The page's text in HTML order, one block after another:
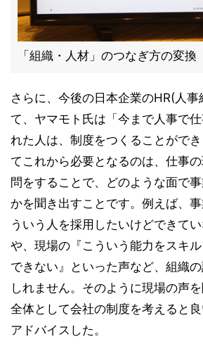
「組織・人材」のつなぎ方の変換
さらに、今後の日本企業のHR(人
て、ヤマモト氏は「今まで人事で
れた人は、制度をつくることがで
てこれから必要となるのは、仕事
問をすることで、どのような面で
かを聞き出すことです。例えば、
ういう人を採用したいけどできて
や、現場の『こういう能力をスキ
できない』といった声など、組織
しれません。そのように現場の声を
全体として会社の制度を考えると
アドバイスした。